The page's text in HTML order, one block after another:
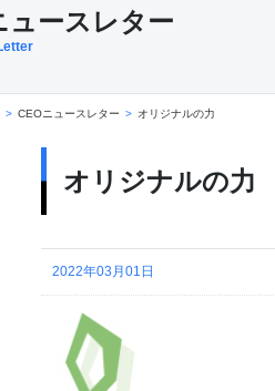
ュースレター
> CEOニュースレター > オリジナルの力
オリジナルの力
2022年03月01日